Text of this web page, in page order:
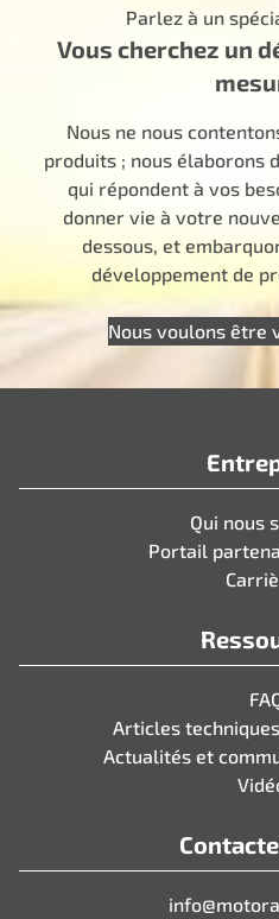
Parlez à un
Vous cherchez un
Nous ne nous
produits ; nous élaborons
qui répondent à vos
donner vie à votre
dessous, et
développement de
Nous voulons être
Qui nous
Portail
Articles
Actualités et